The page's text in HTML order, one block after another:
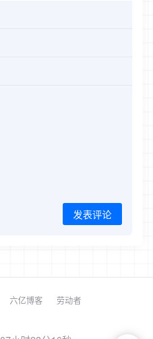
发表评论
六亿博客 劳动者